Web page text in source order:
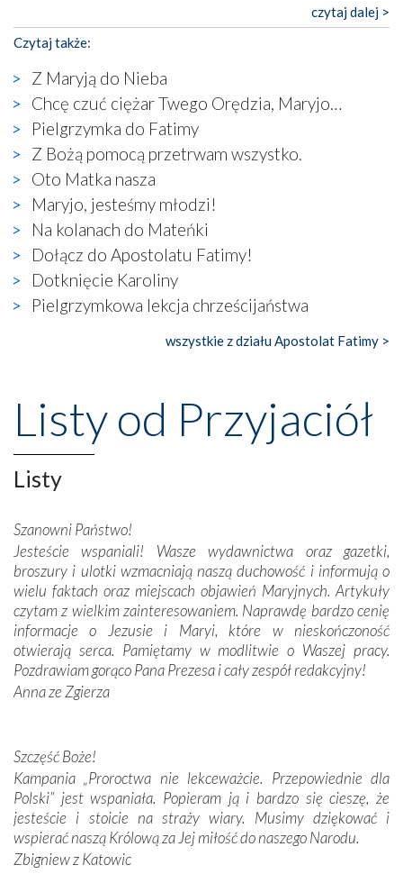
katolickiego kultu. Tylko co wspólnego z żywą,
autentyczną wiarą mogą mieć płaskie, szare bunkry albo
kaplice, w których Tabernakulum przypomina bardziej
skrzynkę na narzędzia? Albo co powiedzieć o ustawionym
tuż przy nowej bazylice wielkim krzyżu, na którym
zamiast Chrystusa umieszczono dziwaczną postać jakby
wyjętą ze starożytnych hieroglifów? W kulturowym
kontekście naszych czasów to raczej karykatura niż godny
wizerunek Zbawiciela…
Zatem nawet w bezpośrednim otoczeniu sanktuarium
naocznie przekonaliśmy się, że wewnątrz Kościoła toczy
się ogromna walka o kształt katolicyzmu i o serca
wierzących. Do czego to zmaganie może prowadzić,
widzieliśmy w urokliwym, niewielkim mieście Obidos,
gdzie w miejscu dawnego kościoła działa dzisiaj…
księgarnia.
Nasze pielgrzymkowe wyprawy, których celem były
wznoszono na chwałę Bożą, na przykład – w podzięce za
Opatrznościową pomoc w wygranej bitwie o
niepodległość kraju. Zachwyt budziła potężna, a zarazem
misterna architektura tych monumentalnych dzieł,
wspaniałe zdobienia, dbałość ich twórców o detale,
budowniczych.
Podążyliśmy też śladami fatimskich wizjonerów – Łucji
dos Santos oraz świętych Hiacynty i Franciszka Marto.
Modliliśmy się przy ich grobach. Odprawiliśmy Drogę
Krzyżową w ich rodzinnych stronach, odwiedziliśmy
domy, w których żyli.
W miejscu objawień Matki Bożej zapaliliśmy świece
Podczas tej kilkudniowej wyprawy na każdym kroku
spotykaliśmy się z serdeczną otwartością
Portugalczyków. Podziwialiśmy ich ludową sztukę i
zwyczaje. Mimo że nasze kraje są od siebie bardzo
oddalone, w żaden sposób nie czuliśmy się obco.
Sprawiła to oczywiście sama Matka Boża, ale też
kulturowa bliskość biorąca swój początek w naszej
czytaj dalej >
Czytaj także:
Z Maryją do Nieba
Chcę czuć ciężar Twego Orędzia, Maryjo…
Pielgrzymka do Fatimy
Z Bożą pomocą przetrwam wszystko.
Oto Matka nasza
Maryjo, jesteśmy młodzi!
Na kolanach do Mateńki
Dołącz do Apostolatu Fatimy!
Dotknięcie Karoliny
Pielgrzymkowa lekcja chrześcijaństwa
wszystkie z działu Apostolat Fatimy >
Listy od Przyjaciół
Listy
Szanowni Państwo!
Jesteście wspaniali! Wasze wydawnictwa oraz gazetki,
broszury i ulotki wzmacniają naszą duchowość i informują o
wielu faktach oraz miejscach objawień Maryjnych. Artykuły
czytam z wielkim zainteresowaniem. Naprawdę bardzo cenię
informacje o Jezusie i Maryi, które w nieskończoność
otwierają serca. Pamiętamy w modlitwie o Waszej pracy.
Pozdrawiam gorąco Pana Prezesa i cały zespół redakcyjny!
Anna ze Zgierza
Szczęść Boże!
Kampania „Proroctwa nie lekceważcie. Przepowiednie dla
Polski” jest wspaniała. Popieram ją i bardzo się cieszę, że
jesteście i stoicie na straży wiary. Musimy dziękować i
wspierać naszą Królową za Jej miłość do naszego Narodu.
Zbigniew z Katowic